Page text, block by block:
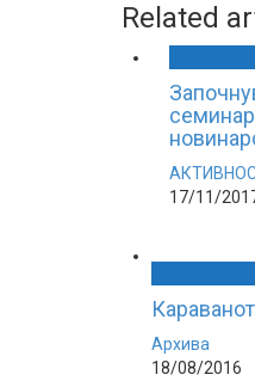
Related
17/11/
Архива
18/08/2016